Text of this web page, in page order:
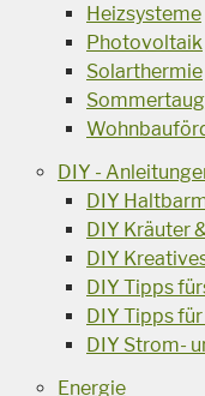
Heizsysteme
Photovoltaik
Solarthermie
DIY -
DIY
DIY Kräuter
DIY
DIY Tipps
DIY Tipps
DIY Strom-
Energie